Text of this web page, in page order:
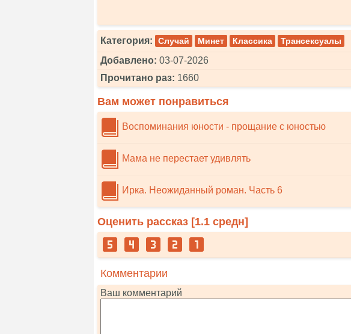
Категория: Случай Минет Классика Трансексуалы
Добавлено: 03-07-2026
Прочитано раз: 1660
Вам может понравиться
Воспоминания юности - прощание с юностью
Мама не перестает удивлять
Ирка. Неожиданный роман. Часть 6
Оценить рассказ [1.1 средн]
Комментарии
Ваш комментарий